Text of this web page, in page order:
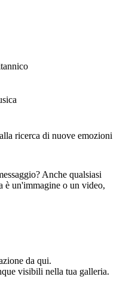
ricerca di nuove emozioni
Anche qualsiasi
è un'immagine o un video,
da qui.
visibili nella tua galleria.